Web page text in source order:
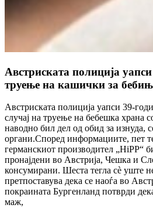
Австриската полиција
труење на кашички за
Австриската полиција уапси 39-
случај на труење на бебешка храна
наводно бил дел од обид за изнуда,
органи.Според информациите, пет
германскиот производител „HiPP“
пронајдени во Австрија, Чешка и
консумирани. Шеста тегла сè уште
претпоставува дека се наоѓа во
покраината Бургенланд потврди
маж,